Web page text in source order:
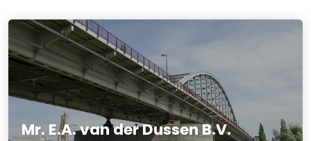
Mr. E.A. van der Dussen B.V.